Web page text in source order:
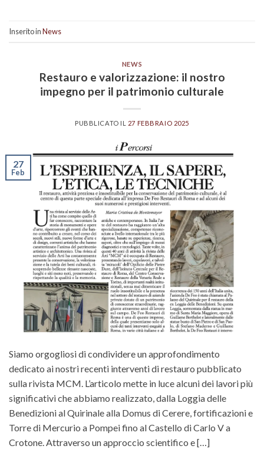
Inserito inNews
NEWS
Restauro e valorizzazione: il nostro
impegno per il patrimonio culturale
PUBBLICATO IL 27 FEBBRAIO 2025
27
Feb
Siamo orgogliosi di condividere un approfondimento
dedicato ai nostri recenti interventi di restauro pubblicato
sulla rivista MCM. L’articolo mette in luce alcuni dei lavori più
significativi che abbiamo realizzato, dalla Loggia delle
Benedizioni al Quirinale alla Domus di Cerere, fortificazioni e
Torre di Mercurio a Pompei fino al Castello di Carlo V a
Crotone. Attraverso un approccio scientifico e […]